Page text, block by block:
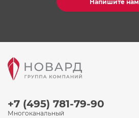
Напишите нам
+7 (495) 781-79-90
Многоканальный